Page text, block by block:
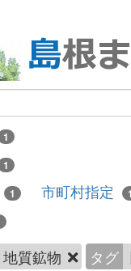
1
1
1 市町村指定
地質鉱物 タグ